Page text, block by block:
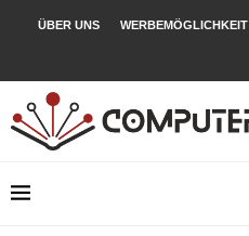
ÜBER UNS WERBEMÖGLICHKEIT